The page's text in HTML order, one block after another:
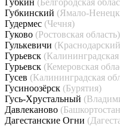
Губкин (Белгородская
Губкинский (Ямало-
Гудермес (Чечня)
Гуково (Ростовская область)
Гулькевичи
Гурьевск (Калининградская
Гурьевск (Кемеровская
Гусев (Калининградская
Гусиноозёрск (Бурятия)
Гусь-Хрустальный
Давлеканово
Дагестанские Огни